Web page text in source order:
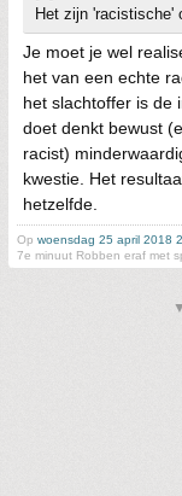
Het zijn 'racistische'
Je moet je wel
het van een echte
het slachtoffer is de
doet denkt bewust
racist)
kwestie. Het
hetzelfde.
Op woensdag 25 april 2018
7e minuut Robben eraf met